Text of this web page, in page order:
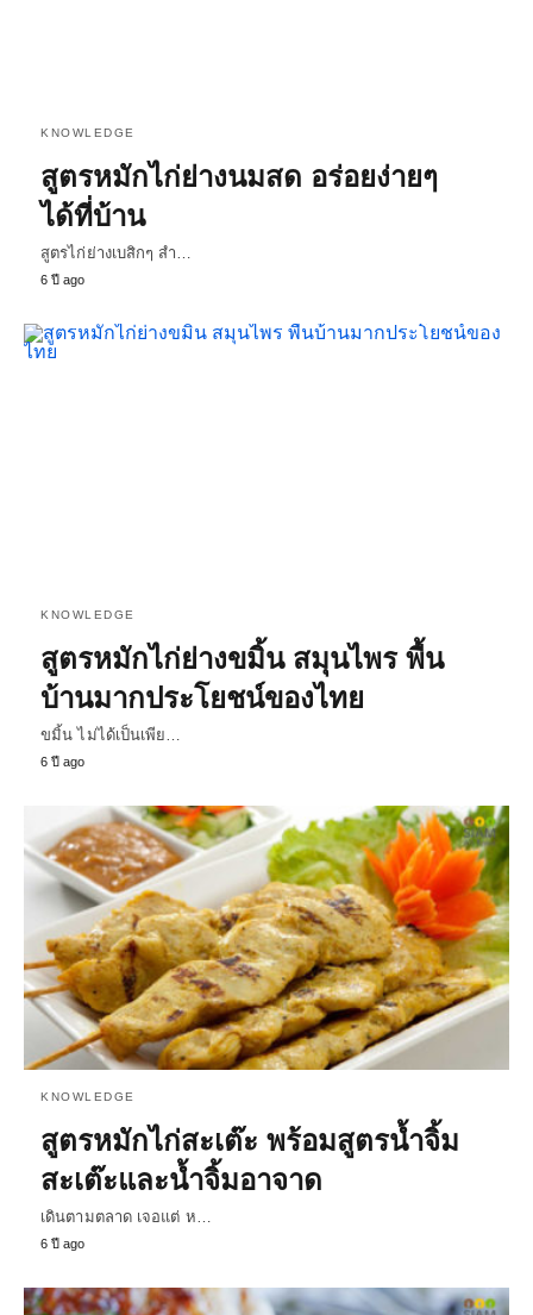
KNOWLEDGE
สูตรหมักไก่ย่างนมสด อร่อยง่ายๆ
ได้ที่บ้าน
สูตรไก่ย่างเบสิกๆ สำ…
6 ปี ago
KNOWLEDGE
สูตรหมักไก่ย่างขมิ้น สมุนไพร พื้น
บ้านมากประโยชน์ของไทย
ขมิ้น ไม่ได้เป็นเพีย…
6 ปี ago
KNOWLEDGE
สูตรหมักไก่สะเต๊ะ พร้อมสูตรน้ำจิ้ม
สะเต๊ะและน้ำจิ้มอาจาด
เดินตามตลาด เจอแต่ ห…
6 ปี ago